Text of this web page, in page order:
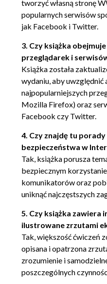
Gadu-Gadu (133)
Instalacja
(137)
Status
Czat w programie
(148)
Rozdział 5. WWW jako
Zasoby FTP (152)
Programy typu
tworzyć własną stronę
popularnych serwisów
jak Facebook i Twitter.
3. Czy książka
przeglądarek i
Książka została
wydaniu, aby uwzględnić
najpopularniejszych
Mozilla Firefox) oraz
Facebook czy Twitter.
4. Czy znajdę tu
bezpieczeństwa w
Tak, książka porusza
bezpiecznym
komunikatorów oraz
uniknąć najczęstszych
5. Czy książka zawiera
ilustrowane zrzutami
Tak, większość ćwiczeń
opisana i opatrzona
zrozumienie i
poszczególnych